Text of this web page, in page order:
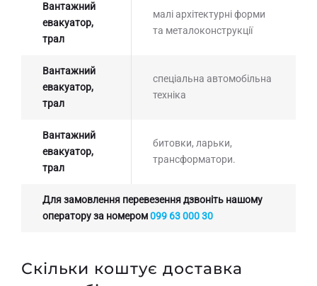
Вантажний
евакуатор,
трал
малі архітектурні форми
та металоконструкції
Вантажний
евакуатор,
трал
спеціальна автомобільна
техніка
Вантажний
евакуатор,
трал
битовки, ларьки,
трансформатори.
Для замовлення перевезення дзвоніть нашому
оператору за номером099 63 000 30
Скільки коштує доставка